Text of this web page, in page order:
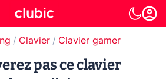
Clavier Clavier gamer
pas ce clavier